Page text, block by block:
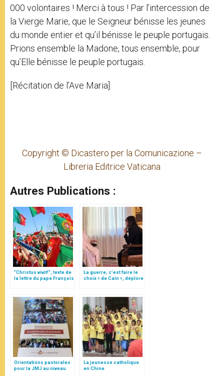
000 volontaires ! Merci à tous ! Par l’intercession de
la Vierge Marie, que le Seigneur bénisse les jeunes
du monde entier et qu’il bénisse le peuple portugais.
Prions ensemble la Madone, tous ensemble, pour
qu’Elle bénisse le peuple portugais.
[Récitation de l’Ave Maria].
Copyright © Dicastero per la Comunicazione –
Libreria Editrice Vaticana
Autres Publications :
"Christus vivit!", texte de
la lettre du pape François
La guerre, c’est faire le
choix « de Caïn », déplore
Orientations pastorales
pour la JMJ au niveau
local (texte intégral)
La jeunesse catholique
en Chine